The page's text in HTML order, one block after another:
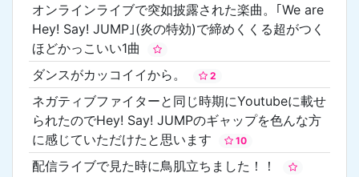
オンラインライブで突如披露された楽曲。｢We are
Hey! Say! JUMP｣(炎の特効)で締めくくる超がつく
ほどかっこいい1曲
ダンスがカッコイイから。
2
ネガティブファイターと同じ時期にYoutubeに載せ
られたのでHey! Say! JUMPのギャップを色んな方
に感じていただけたと思います
10
配信ライブで見た時に鳥肌立ちました！！